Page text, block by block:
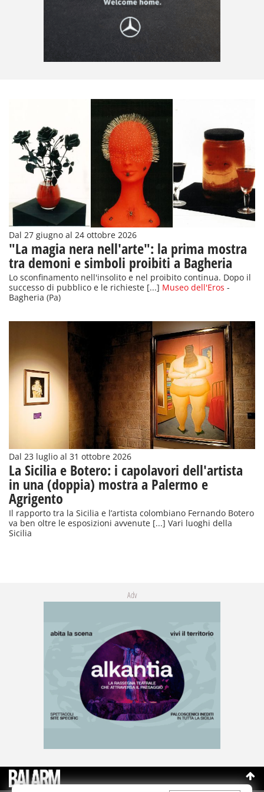
Dal 27 giugno al 24 ottobre 2026
"La magia nera nell'arte": la prima mostra
tra demoni e simboli proibiti a Bagheria
Lo sconfinamento nell'insolito e nel proibito continua. Dopo il
successo di pubblico e le richieste [...] Museo dell'Eros -
Bagheria (Pa)
Dal 23 luglio al 31 ottobre 2026
La Sicilia e Botero: i capolavori dell'artista
in una (doppia) mostra a Palermo e
Agrigento
Il rapporto tra la Sicilia e l’artista colombiano Fernando Botero
va ben oltre le esposizioni avvenute [...] Vari luoghi della
Sicilia
Adv